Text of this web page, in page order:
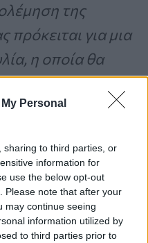
Personal
sharing to third parties, or
information for
use the below opt-out
Please note that after your
may continue seeing
information utilized by
to third parties prior to
της
πρόκειται για μια
η οποία θα
για αντίστοιχα
εκτός Ευρώπης.
της Ελλάδας
δέσμευση προς
τιμή και
Ηνωμένων